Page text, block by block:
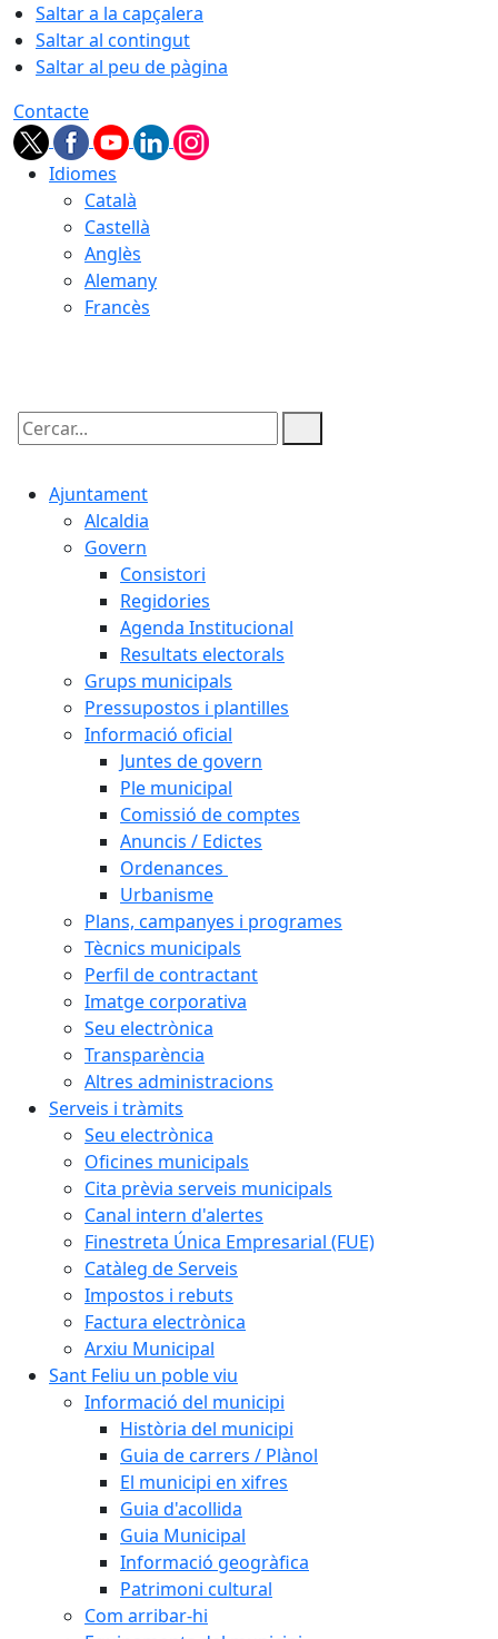
Saltar a la capçalera
Saltar al contingut
Saltar al peu de pàgina
Contacte
Idiomes
Català
Castellà
Anglès
Alemany
Francès
Cercar:
Ajuntament
Alcaldia
Govern
Consistori
Regidories
Agenda Institucional
Resultats electorals
Grups municipals
Pressupostos i plantilles
Informació oficial
Juntes de govern
Ple municipal
Comissió de comptes
Anuncis / Edictes
Ordenances
Urbanisme
Plans, campanyes i programes
Tècnics municipals
Perfil de contractant
Imatge corporativa
Seu electrònica
Transparència
Altres administracions
Serveis i tràmits
Seu electrònica
Oficines municipals
Cita prèvia serveis municipals
Canal intern d'alertes
Finestreta Única Empresarial (FUE)
Catàleg de Serveis
Impostos i rebuts
Factura electrònica
Arxiu Municipal
Sant Feliu un poble viu
Informació del municipi
Història del municipi
Guia de carrers / Plànol
El municipi en xifres
Guia d'acollida
Guia Municipal
Informació geogràfica
Patrimoni cultural
Com arribar-hi